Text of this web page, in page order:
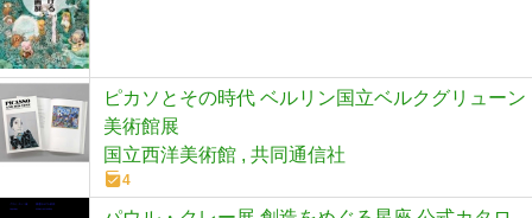
ピカソとその時代 ベルリン国立ベルクグリューン
美術館展
国立西洋美術館 , 共同通信社
4